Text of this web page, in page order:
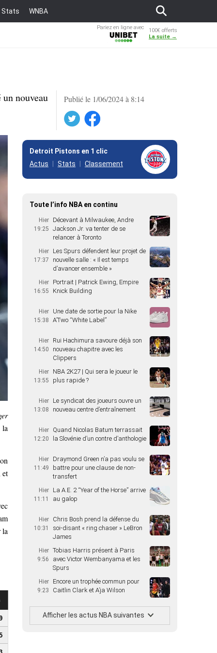
Stats WNBA
Pariez en ligne avec
100€ offerts
La suite →
Publié le 1/06/2024 à 8:14
Facebook
nouveau
et
la
Detroit Pistons en 1 clic
Actus
Stats Classement
Toute l’info NBA en continu
Hier
19:25
Décevant à Milwaukee, Andre
Jackson Jr. va tenter de se
relancer à Toronto
Hier
17:37
Les Spurs défendent leur projet de
nouvelle salle : « Il est temps
d’avancer ensemble »
Hier
16:55
Portrait | Patrick Ewing, Empire
Knick Building
Hier
15:38
Une date de sortie pour la Nike
A’Two “White Label”
Hier
14:50
Rui Hachimura savoure déjà son
nouveau chapitre avec les
Clippers
Hier
13:55
NBA 2K27 | Qui sera le joueur le
plus rapide ?
Hier
13:08
Le syndicat des joueurs ouvre un
nouveau centre d’entraînement
Hier
12:20
Quand Nicolas Batum terrassait
la Slovénie d’un contre d’anthologie
Hier
11:49
Draymond Green n’a pas voulu se
battre pour une clause de non-
transfert
Hier
11:11
La A.E. 2 “Year of the Horse” arrive
au galop
Hier
10:31
Chris Bosh prend la défense du
soi-disant « ring chaser » LeBron
James
Hier
9:56
Tobias Harris présent à Paris
avec Victor Wembanyama et les
Spurs
Hier
9:23
Encore un trophée commun pour
Caitlin Clark et A’ja Wilson
Afficher les actus NBA suivantes